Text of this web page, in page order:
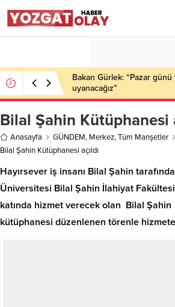
Bakan Gürlek: “Pazar günü
uyanacağız”
Bilal Şahin Kütüphanesi
Anasayfa GÜNDEM, Merkez,Tüm Manşetler
Bilal Şahin Kütüphanesi açıldı
Hayırsever iş insanı Bilal Şahin
Üniversitesi Bilal Şahin İlahiyat Fakültesi
katında hizmet verecek olan Bilal Şahin
kütüphanesi düzenlenen törenle hizmete